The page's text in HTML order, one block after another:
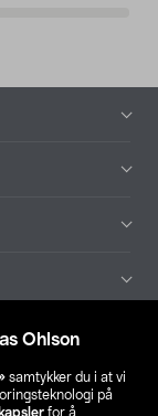
Ohlson
samtykker du i at vi
på
for å